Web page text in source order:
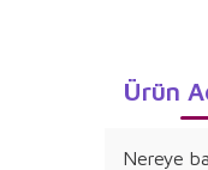
Ürün
Nereye